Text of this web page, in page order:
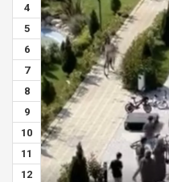
4
5
6
7
8
9
10
11
12